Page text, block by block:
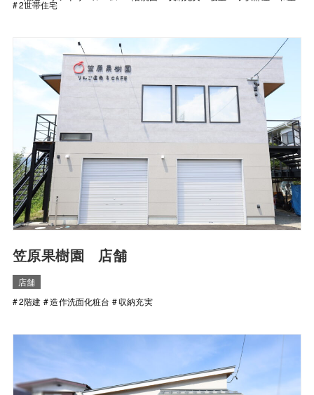
2世帯住宅
笠原果樹園 店舗
店舗
2階建
造作洗面化粧台 収納充実